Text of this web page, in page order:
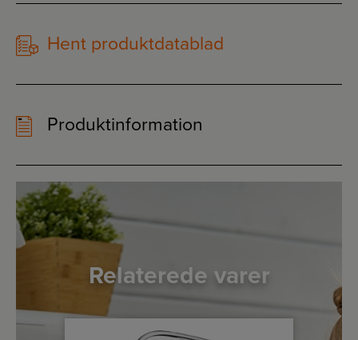
Hent produktdatablad
Produktinformation
Relaterede varer